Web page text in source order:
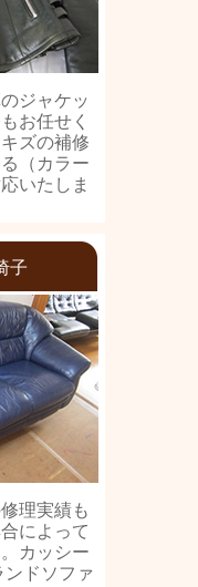
ジャケッ
お任せく
ズの補修
（カラー
いたしま
子
理実績も
によって
カッシー
ドソファ